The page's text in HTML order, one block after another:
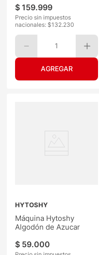
$ 159.999
Precio sin impuestos
nacionales: $132.230
1
HYTOSHY
Máquina Hytoshy
Algodón de Azucar
$ 59.000